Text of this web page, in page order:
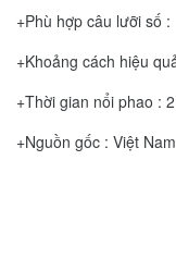
+Phù hợp câu lưỡi số
+Khoảng cách hiệu
+Thời gian nổi phao :
+Nguồn gốc : Việt Nam